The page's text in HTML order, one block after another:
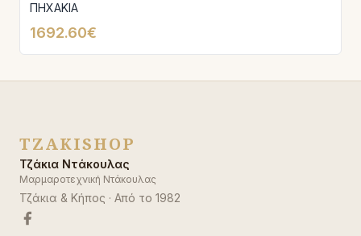
ΠΗΧΑΚΙΑ
1692.60€
TZAKISHOP
Τζάκια Ντάκουλας
Μαρμαροτεχνική Ντάκουλας
Τζάκια & Κήπος · Από το 1982